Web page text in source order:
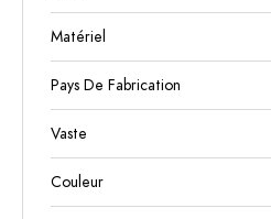
Matériel
Pays De Fabrication
Vaste
Couleur